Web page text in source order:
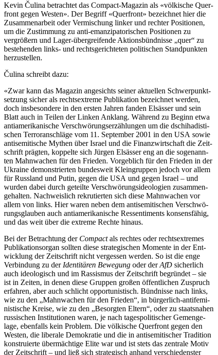
Kevin Čulina betrachtet das Compact-Magazin als «völ­ki­sche Quer­
front gegen Westen». Der Begriff «Querfront» bezeichnet hier die
Zusammenarbeit oder Vermischung linker und rechter Positionen,
um die Zustimmung zu anti-emanzipatorischen Positionen zu
vergrößern und Lager-übergreifende Aktionsbündnisse „quer“ zu
bestehenden links- und rechtsgerichteten politischen Standpunkten
herzustellen.
Čulina schreibt dazu:
«Zwar kann das Magazin ange­sichts seiner aktu­el­len Schwer­punkt­
set­zung sicher als rechts­ex­treme Publi­ka­tion bezeich­net werden,
doch ins­be­son­dere in den ersten Jahren fanden Elsäs­ser und sein
Blatt auch in Teilen der Linken Anklang. Während zu Beginn etwa
anti­ame­ri­ka­ni­sche Ver­schwö­rungs­er­zäh­lun­gen um die dschi­ha­dis­ti­
schen Ter­ror­an­schläge vom 11. Sep­tem­ber 2001 in den USA sowie
anti­se­mi­ti­sche Mythen über Israel und die Finanz­wirt­schaft die Zeit­
schrift prägten, kop­pelte sich Jürgen Elsäs­ser eng an die soge­nann­
ten Mahn­wa­chen für den Frieden. Vor­geb­lich für den Frieden in der
Ukraine demons­trier­ten bun­des­weit Klein­grup­pen jedoch vor allem
für Russ­land und Putin, gegen die USA und gegen Israel – und
wurden dabei durch geteilte Ver­schwö­rungs­ideo­lo­gien zusam­men­
ge­hal­ten. Nach­weis­lich rekru­tier­ten sich diese Mahn­wa­chen vor
allem von links. Hier waren neben dem anti­se­mi­ti­schen Ver­schwö­
rungs­glau­ben auch anti­ame­ri­ka­ni­sche Res­sen­ti­ments kon­sens­fä­hig,
und das weit über die extreme Rechte hinaus.
Bei der Betrach­tung der Compactals rechtes oder rechts­ex­tre­mes
Publi­ka­ti­ons­or­gan sollten diese stra­te­gi­schen Momente in der Ent­
wick­lung der Zeit­schrift nicht ver­ges­sen werden. So ist die enge
Ver­bin­dung zu derIden­ti­tä­ren Bewe­gung oder derAfD sicher­lich
auch ideo­lo­gisch und im Ras­sis­mus der Zeit­schrift begrün­det – sie
ist in Zeiten, in denen diese Gruppen großen öffent­li­chen Zuspruch
erfah­ren, aber auch schlicht oppor­tu­nis­tisch. Bünd­nisse nach links,
wie zu den „Mahn­wa­chen für den Frieden“, in bür­ger­lich-anti­fe­mi­
nis­ti­sche Kreise, wie zu den „Besorg­ten Eltern“, oder zu staats­na­hen
rus­si­schen Insti­tu­tio­nen waren, je nach tages­po­li­ti­scher Gemenge­
lage, eben­falls kein Problem. Die völ­ki­sche Quer­front gegen den
Westen, die libe­rale Demo­kra­tie und die in anti­se­mi­ti­scher Tra­di­tion
kon­stru­ierte über­mäch­tige Elite war und ist stets das zen­trale Motiv
der Zeit­schrift – und ließ sich stra­te­gisch anhand ver­schie­dens­ter